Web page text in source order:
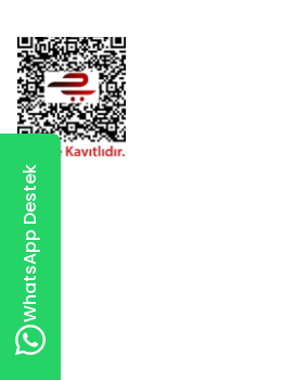
WhatsApp Destek